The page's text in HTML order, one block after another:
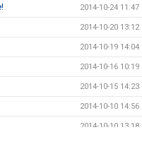
2014-10-24 11:47
2014-10-20 13:12
2014-10-19 14:04
2014-10-16 10:19
2014-10-15 14:23
2014-10-10 14:56
2014-10-10 13:18